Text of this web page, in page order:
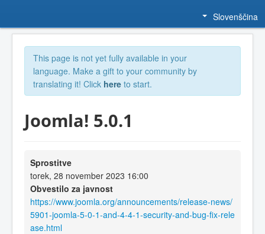
Slovenščina
This page is not yet fully available in your
language. Make a gift to your community by
translating it! Click here to start.
Joomla! 5.0.1
Sprostitve
torek, 28 november 2023 16:00
Obvestilo za javnost
https://www.joomla.org/announcements/release-news/
5901-joomla-5-0-1-and-4-4-1-security-and-bug-fix-rele
ase.html